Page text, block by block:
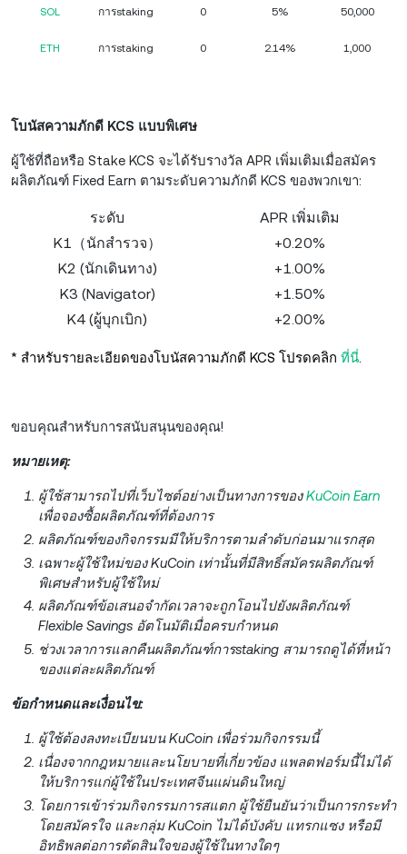
SOL การstaking 0 5% 50,000
ETH การstaking 0 2.14% 1,000
โบนัสความภักดี KCS แบบพิเศษ
ผู้ใช้ที่ถือหรือ Stake KCS จะได้รับรางวัล APR เพิ่มเติมเมื่อสมัคร
ผลิตภัณฑ์ Fixed Earn ตามระดับความภักดี KCS ของพวกเขา:
ระดับ
APR เพิ่มเติม
K1（นักสำรวจ）
+0.20%
K2 (นักเดินทาง)
+1.00%
K3 (Navigator)
+1.50%
K4 (ผู้บุกเบิก)
+2.00%
* สำหรับรายละเอียดของโบนัสความภักดี KCS โปรดคลิก ที่นี่
ขอบคุณสำหรับการสนับสนุนของคุณ!
หมายเหตุ:
ผู้ใช้สามารถไปที่เว็บไซต์อย่างเป็นทางการของKuCoin Earn
เพื่อจองซื้อผลิตภัณฑ์ที่ต้องการ
ผลิตภัณฑ์ของกิจกรรมมีให้บริการตามลำดับก่อนมาแรกสุด
เฉพาะผู้ใช้ใหม่ของ KuCoin เท่านั้นที่มีสิทธิ์สมัครผลิตภัณฑ์
พิเศษสำหรับผู้ใช้ใหม่
ผลิตภัณฑ์ข้อเสนอจำกัดเวลาจะถูกโอนไปยังผลิตภัณฑ์
Flexible Savings อัตโนมัติเมื่อครบกำหนด
ช่วงเวลาการแลกคืนผลิตภัณฑ์การstaking สามารถดูได้ที่หน้า
ของแต่ละผลิตภัณฑ์
ข้อกำหนดและเงื่อนไข:
ผู้ใช้ต้องลงทะเบียนบน KuCoin เพื่อร่วมกิจกรรมนี้
เนื่องจากกฎหมายและนโยบายที่เกี่ยวข้อง แพลตฟอร์มนี้ไม่ได้
ให้บริการแก่ผู้ใช้ในประเทศจีนแผ่นดินใหญ่
โดยการเข้าร่วมกิจกรรมการสแตก ผู้ใช้ยืนยันว่าเป็นการกระทำ
โดยสมัครใจ และกลุ่ม KuCoin ไม่ได้บังคับ แทรกแซง หรือมี
อิทธิพลต่อการตัดสินใจของผู้ใช้ในทางใดๆ